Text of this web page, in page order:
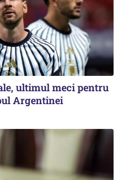
ultimul meci pentru
Argentinei